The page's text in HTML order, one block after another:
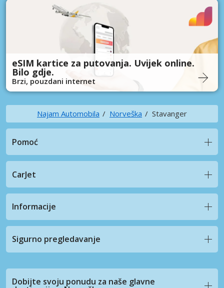
eSIM kartice za putovanja. Uvijek online.
Bilo gdje.
Brzi, pouzdani internet
Najam Automobila Norveška Stavanger
Pomoć
CarJet
Informacije
Sigurno pregledavanje
Dobijte svoju ponudu za naše glavne